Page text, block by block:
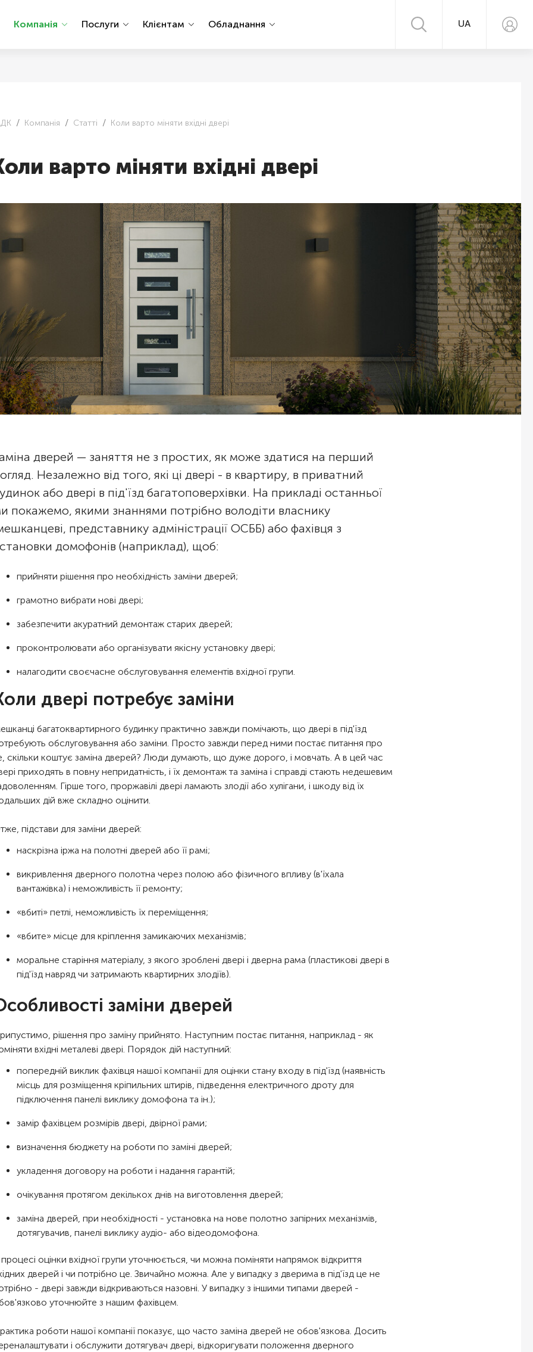
UA
Компанія Послуги Клієнтам Обладнання
Компанія Статті Коли варто міняти вхідні двері
варто міняти вхідні двері
дверей — заняття не з простих, як може здатися на перший
Незалежно від того, які ці двері - в квартиру, в приватний
або двері в під'їзд багатоповерхівки. На прикладі останньої
покажемо, якими знаннями потрібно володіти власнику
представнику адміністрації ОСББ) або фахівця з
домофонів (наприклад), щоб:
прийняти рішення про необхідність заміни дверей;
грамотно вибрати нові двері;
забезпечити акуратний демонтаж старих дверей;
проконтролювати або організувати якісну установку двері;
налагодити своєчасне обслуговування елементів вхідної групи.
двері потребує заміни
багатоквартирного будинку практично завжди помічають, що двері в під'їзд
обслуговування або заміни. Просто завжди перед ними постає питання про
скільки коштує заміна дверей? Люди думають, що дуже дорого, і мовчать. А в цей час
приходять в повну непридатність, і їх демонтаж та заміна і справді стають недешевим
Гірше того, проржавілі двері ламають злодії або хулігани, і шкоду від їх
дій вже складно оцінити.
підстави для заміни дверей:
наскрізна іржа на полотні дверей або її рамі;
викривлення дверного полотна через полою або фізичного впливу (в'їхала
вантажівка) і неможливість її ремонту;
«вбиті» петлі, неможливість їх переміщення;
«вбите» місце для кріплення замикаючих механізмів;
моральне старіння матеріалу, з якого зроблені двері і дверна рама (пластикові двері в
під'їзд навряд чи затримають квартирних злодіїв).
заміни дверей
рішення про заміну прийнято. Наступним постає питання, наприклад - як
вхідні металеві двері. Порядок дій наступний:
попередній виклик фахівця нашої компанії для оцінки стану входу в під'їзд (наявність
місць для розміщення кріпильних штирів, підведення електричного дроту для
підключення панелі виклику домофона та ін.);
замір фахівцем розмірів двері, двірної рами;
визначення бюджету на роботи по заміні дверей;
укладення договору на роботи і надання гарантій;
очікування протягом декількох днів на виготовлення дверей;
заміна дверей, при необхідності - установка на нове полотно запірних механізмів,
дотягувачив, панелі виклику аудіо- або відеодомофона.
оцінки вхідної групи уточнюється, чи можна поміняти напрямок відкриття
дверей і чи потрібно це. Звичайно можна. Але у випадку з дверима в під'їзд це не
- двері завжди відкриваються назовні. У випадку з іншими типами дверей -
уточнюйте з нашим фахівцем.
роботи нашої компанії показує, що часто заміна дверей не обов'язкова. Досить
і обслужити дотягувач двері, відкоригувати положення дверного